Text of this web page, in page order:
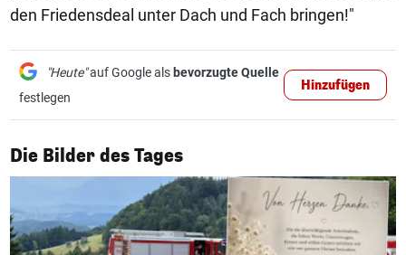
den Friedensdeal unter Dach und Fach bringen!"
"Heute"auf Google als bevorzugte Quelle
festlegen
Hinzufügen
Die Bilder des Tages
1/50